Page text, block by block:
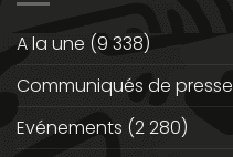
A la une (9 338)
Communiqués de presse
Evénements (2 280)